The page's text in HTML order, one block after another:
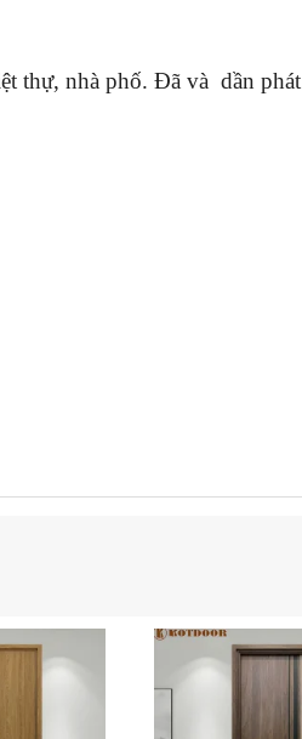
thự, nhà phố. Đã và dần phát